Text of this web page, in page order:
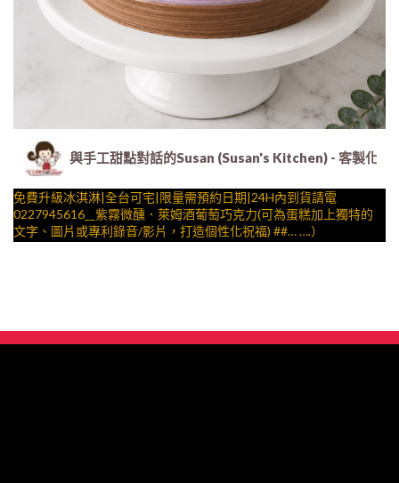
與手工甜點對話的Susan (Susan's Kitchen) - 客製化
免費升級冰淇淋|全台可宅|限量需預約日期|24H內到貨請電
0227945616__紫霧微醺．萊姆酒葡萄巧克力(可為蛋糕加上獨特的
文字、圖片或專利錄音/影片，打造個性化祝福) ##… ….）